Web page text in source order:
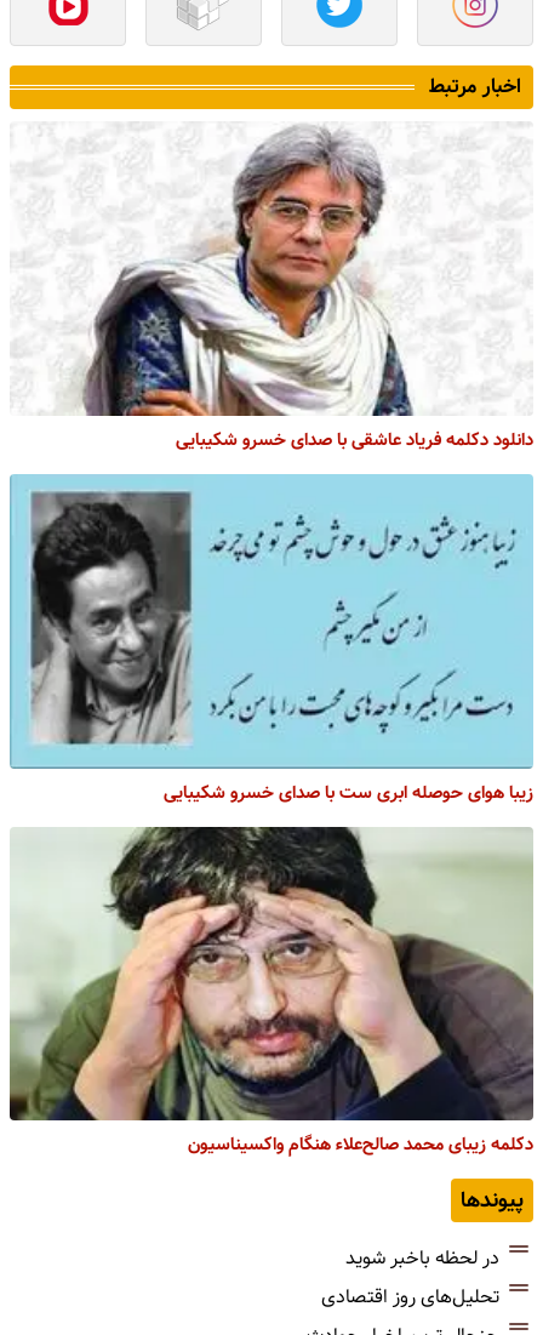
اخبار مرتبط
دانلود دکلمه فریاد عاشقی با صدای خسرو شکیبایی
زیبا هوای حوصله ابری ست با صدای خسرو شکیبایی
دکلمه زیبای محمد صالح‌علاء هنگام واکسیناسیون
پیوندها
در لحظه باخبر شوید
تحلیل‌های روز اقتصادی